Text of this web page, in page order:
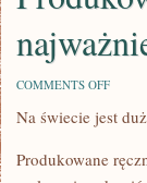
COMMENTS OFFON
BYĆ
Na świecie jest
Produkowane